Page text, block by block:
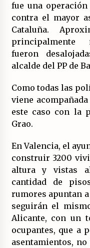
fue una
contra el mayor
Cataluña.
principalmente
fueron
alcalde del PP de
Como todas las
viene
este caso con la
Grao.
En Valencia, el
construir 3200
altura y vistas
cantidad de
rumores apuntan
seguirán el
Alicante, con un
ocupantes, que a
asentamientos,